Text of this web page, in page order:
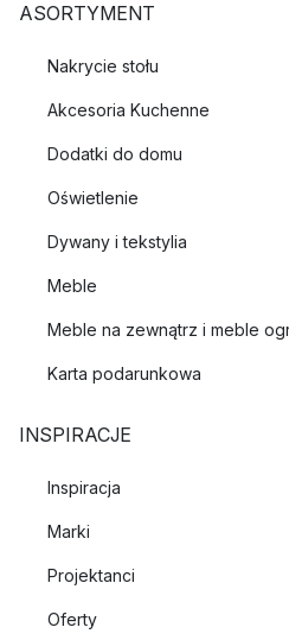
ASORTYMENT
Nakrycie stołu
Akcesoria Kuchenne
Dodatki do domu
Oświetlenie
Dywany i tekstylia
Meble
Meble na zewnątrz i meble
Karta podarunkowa
INSPIRACJE
Inspiracja
Marki
Projektanci
Oferty